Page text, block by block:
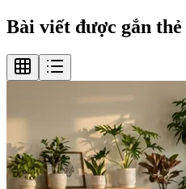
Bài viết được gắn thẻ